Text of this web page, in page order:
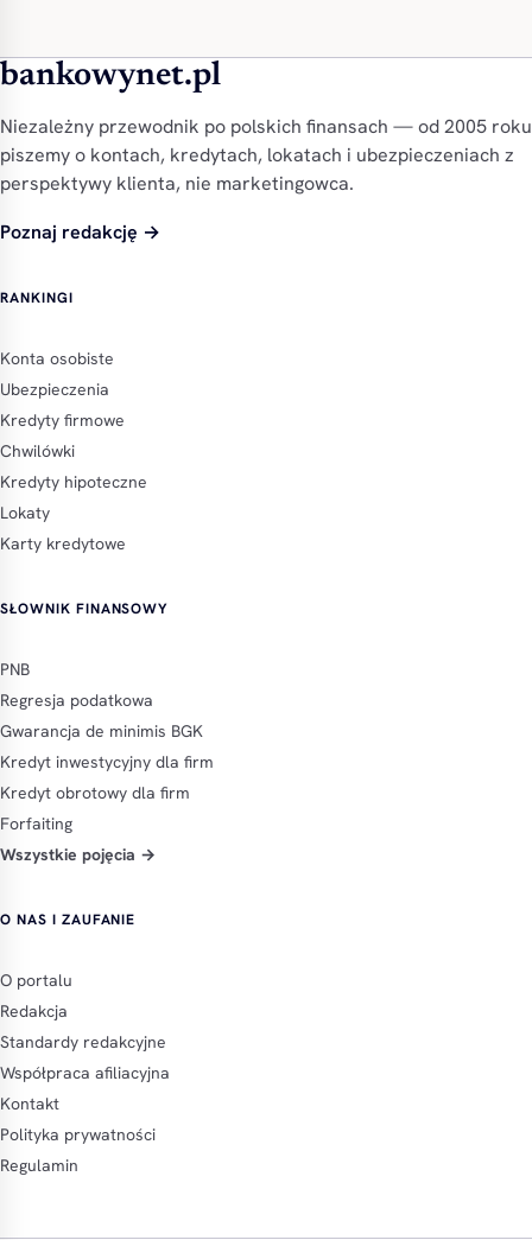
bankowynet.pl
Niezależny przewodnik po polskich finansach — od 2005 roku
piszemy o kontach, kredytach, lokatach i ubezpieczeniach z
perspektywy klienta, nie marketingowca.
Poznaj redakcję →
RANKINGI
Konta osobiste
Ubezpieczenia
Kredyty firmowe
Chwilówki
Kredyty hipoteczne
Lokaty
Karty kredytowe
SŁOWNIK FINANSOWY
PNB
Regresja podatkowa
Gwarancja de minimis BGK
Kredyt inwestycyjny dla firm
Kredyt obrotowy dla firm
Forfaiting
Wszystkie pojęcia →
O NAS I ZAUFANIE
O portalu
Redakcja
Standardy redakcyjne
Współpraca afiliacyjna
Kontakt
Polityka prywatności
Regulamin